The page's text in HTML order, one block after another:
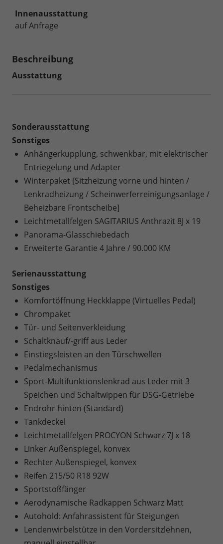
Innenausstattung
auf Anfrage
Beschreibung
Ausstattung
Sonderausstattung
Sonstiges
Anhängerkupplung, schwenkbar, mit elektrischer
Entriegelung und Adapter
Winterpaket [Sitzheizung vorne und hinten /
Lenkradheizung / Scheinwerferreinigungsanlage /
Beheizbare Frontscheibe]
Leichtmetallfelgen SAGITARIUS Anthrazit 8J x 19
Panorama-Glasschiebedach
Erweiterte Garantie 4 Jahre / 90.000 KM
Serienausstattung
Sonstiges
Komfortöffnung Heckklappe (Virtuelles Pedal)
Chrompaket
Tür- und Seitenverkleidung
Schaltknauf/-griff aus Leder
Einstiegsleisten an den Türschwellen
Pedalmechanismus
Sport-Multifunktionslenkrad aus Leder mit 3
Speichen und Schaltwippen für DSG-Getriebe
Endrohr hinten (Standard)
Tankdeckel
Leichtmetallfelgen PROCYON Schwarz 7J x 18
Linker Außenspiegel, konvex
Rechter Außenspiegel, konvex
Reifen 215/50 R18 92W
Sportstoßfänger
Aerodynamische Radkappen Schwarz Matt
Autohold: Anfahrassistent für Steigungen
Lendenwirbelstütze in den Vordersitzlehnen,